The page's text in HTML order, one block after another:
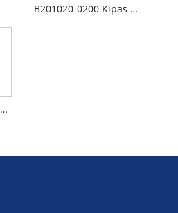
B201020-0200 Kipas Elektronik Tangki Rakitan Kipas Radiator Changan Alsvin
B201020-0301 Changan Alsvin Radiator Fan Rakitan Kipas Elektronik AC